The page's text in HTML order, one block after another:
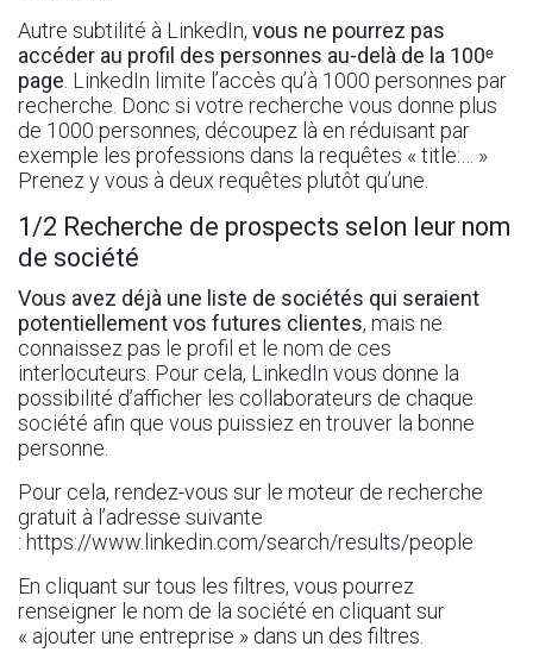
Autre subtilité à LinkedIn, vous ne pourrez pas
accéder au profil des personnes au-delà de la 100ᵉ
page . LinkedIn limite l’accès qu’à 1000 personnes par
recherche. Donc si votre recherche vous donne plus
de 1000 personnes, découpez là en réduisant par
exemple les professions dans la requêtes « title:… »
Prenez y vous à deux requêtes plutôt qu’une.
1/2 Recherche de prospects selon leur nom
de société
Vous avez déjà une liste de sociétés qui seraient
potentiellement vos futures clientes, mais ne
connaissez pas le profil et le nom de ces
interlocuteurs. Pour cela, LinkedIn vous donne la
possibilité d’afficher les collaborateurs de chaque
société afin que vous puissiez en trouver la bonne
personne.
Pour cela, rendez-vous sur le moteur de recherche
gratuit à l’adresse suivante
: https://www.linkedin.com/search/results/people
En cliquant sur tous les filtres, vous pourrez
renseigner le nom de la société en cliquant sur
« ajouter une entreprise » dans un des filtres.